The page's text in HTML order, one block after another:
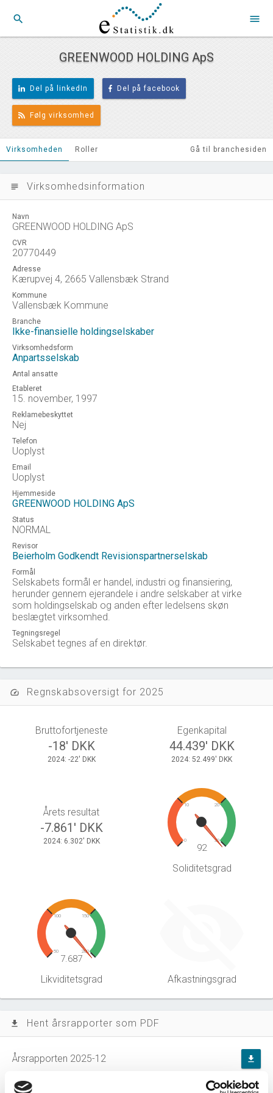
search menu
GREENWOOD HOLDING ApS
Del på linkedIn Del på facebook
Følg virksomhed
Virksomheden Roller Gå til branchesiden
subject Virksomhedsinformation
Navn
GREENWOOD HOLDING ApS
CVR
20770449
Adresse
Kærupvej 4, 2665 Vallensbæk Strand
Kommune
Vallensbæk Kommune
Branche
Ikke-finansielle holdingselskaber
Virksomhedsform
Anpartsselskab
Antal ansatte
Etableret
15. november, 1997
Reklamebeskyttet
Nej
Telefon
Uoplyst
Email
Uoplyst
Hjemmeside
GREENWOOD HOLDING ApS
Status
NORMAL
Revisor
Beierholm Godkendt Revisionspartnerselskab
Formål
Selskabets formål er handel, industri og finansiering,
herunder gennem ejerandele i andre selskaber at virke
som holdingselskab og anden efter ledelsens skøn
beslægtet virksomhed.
Tegningsregel
Selskabet tegnes af en direktør.
speed Regnskabsoversigt for 2025
Bruttofortjeneste
-18' DKK
2024: -22' DKK
Egenkapital
44.439' DKK
2024: 52.499' DKK
Årets resultat
-7.861' DKK
2024: 6.302' DKK 0
10 20
30
92
Soliditetsgrad
50
100 150
200
7.687
Likviditetsgrad Afkastningsgrad
file_download Hent årsrapporter som PDF
Årsrapporten 2025-12 file_download